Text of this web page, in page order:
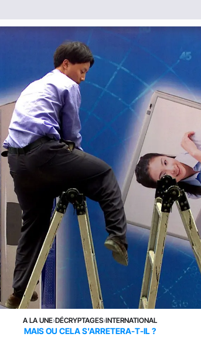
A LA UNE›DÉCRYPTAGES›INTERNATIONAL
MAIS OU CELA S'ARRETERA-T-IL ?